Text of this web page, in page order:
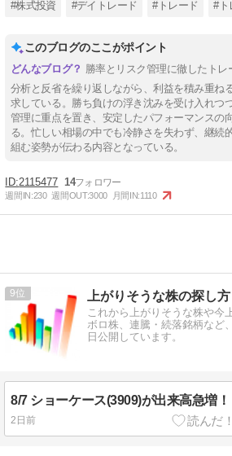
#株式投資 #デイトレード #トレード #ト
このブログのここがポイント
勝率とリスク管理に徹したトレ
分析と反省を繰り返しながら、利益を積み重ね
求している。勝ち負けの浮き沈みを受け入れつ
管理に重点を置き、安定したパフォーマンスの
る。忙しい相場の中でも冷静さを失わず、継続
組む姿勢が伝わる内容となっている。
2115477 14
週間IN:230 週間OUT:3000 月間IN:1110
9 上がりそうな株の探し方
これから上がりそうな株や今
ボロ株、連騰・続落銘柄など
日公開しています。
8/7 ショーケース(3909)が出来高急増！
2日前